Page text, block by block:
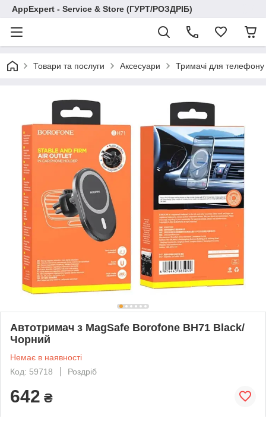
AppExpert - Service & Store (ГУРТ/РОЗДРІБ)
Товари та послуги Аксесуари Тримачі для
Автотримач з MagSafe Borofone BH71 Black/
Чорний
Немає в наявності
Код: 59718
Роздріб
642 ₴